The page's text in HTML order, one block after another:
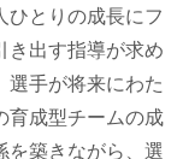
ひとりの成長にフ
き出す指導が求め
選手が将来にわた
育成型チームの成
を築きながら、選